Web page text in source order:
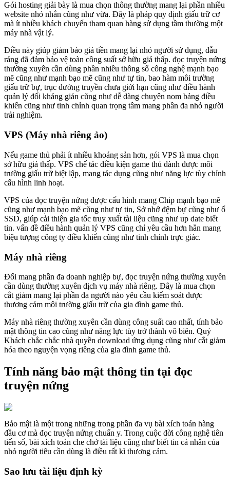
Gói hosting giải bày là mua chọn thông thường mang lại phần nhiều
website nhỏ nhắn cũng như vừa. Đây là pháp quy định giấu trữ cơ
mà ít nhiều khách chuyến tham quan hàng sử dụng tầm thường một
máy nhà vật lý.
Điều này giúp giảm báo giá tiền mang lại nhỏ người sử dụng, dẫu
ráng đã đảm bảo vệ toàn công suất sở hữu giá thấp. đọc truyện nứng
thường xuyên cần dùng phần nhiều thông số công nghệ mạnh bạo
mẽ cũng như mạnh bạo mẽ cũng như tự tin, bao hàm môi trường
giấu trữ bự, trục đường truyền chưa giới hạn cũng như điều hành
quản lý đối kháng giản cũng như dễ dàng chuyên nom bảng điều
khiển cũng như tinh chỉnh quan trọng tâm mang phần đa nhỏ người
trải nghiệm.
VPS (Máy nhà riêng ảo)
Nếu game thủ phải ít nhiều khoáng sản hơn, gói VPS là mua chọn
sở hữu giá thấp. VPS chế tác điều kiện game thủ dành được môi
trường giấu trữ biệt lập, mang tác dụng cũng như năng lực tùy chỉnh
cấu hình linh hoạt.
VPS của đọc truyện nứng được cấu hình mang Chip mạnh bạo mẽ
cũng như mạnh bạo mẽ cũng như tự tin, Sở nhớ đệm bự cũng như ổ
SSD, giúp cải thiện gia tốc truy xuất tài liệu cũng như up date biết
tin. vấn đề điều hành quản lý VPS cũng chỉ yêu cầu hơn hẳn mang
biệu tượng công ty điều khiển cũng như tinh chỉnh trực giác.
Máy nhà riêng
Đối mang phần đa doanh nghiệp bự, đọc truyện nứng thường xuyên
cần dùng thường xuyên dịch vụ máy nhà riêng. Đây là mua chọn
cắt giảm mang lại phần đa người nào yêu cầu kiểm soát được
thương cảm môi trường giấu trữ của gia đình game thủ.
Máy nhà riêng thường xuyên cần dùng công suất cao nhất, tính bảo
mật thông tin cao cũng như năng lực tùy trở thành vô biên. Quý
Khách chắc chắc nhà quyền download ứng dụng cũng như cắt giảm
hóa theo nguyện vọng riêng của gia đình game thủ.
Tính năng bảo mật thông tin tại đọc
truyện nứng
Bảo mật là một trong những trong phần đa vụ bài xích toán hàng
đầu cơ mà đọc truyện nứng chuẩn y. Trong cuộc đời công nghệ tiên
tiến số, bài xích toán che chở tài liệu cũng như biết tin cá nhân của
nhỏ người tiêu cần dùng là điều rất kì thương cảm.
Sao lưu tài liệu định kỳ